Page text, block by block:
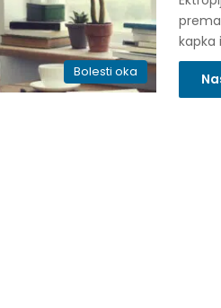
Bolesti oka
kapka